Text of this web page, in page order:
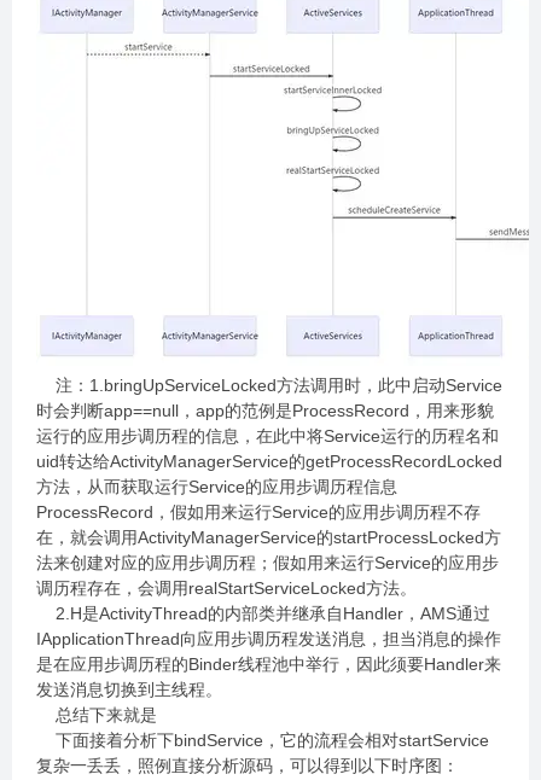
注：1.bringUpServiceLocked方法调用时，此中启动Service
时会判断app==null，app的范例是ProcessRecord，用来形貌
运行的应用步调历程的信息，在此中将Service运行的历程名和
uid转达给ActivityManagerService的getProcessRecordLocked
方法，从而获取运行Service的应用步调历程信息
ProcessRecord，假如用来运行Service的应用步调历程不存
在，就会调用ActivityManagerService的startProcessLocked方
法来创建对应的应用步调历程；假如用来运行Service的应用步
调历程存在，会调用realStartServiceLocked方法。
2.H是ActivityThread的内部类并继承自Handler，AMS通过
IApplicationThread向应用步调历程发送消息，担当消息的操作
是在应用步调历程的Binder线程池中举行，因此须要Handler来
发送消息切换到主线程。
总结下来就是
下面接着分析下bindService，它的流程会相对startService
复杂一丢丢，照例直接分析源码，可以得到以下时序图：